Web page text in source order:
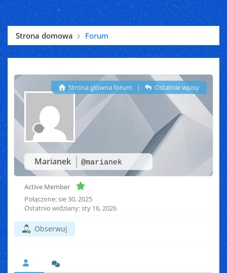
Strona domowa Forum
Marianek @marianek
Strona główna forum | Ostatnie wpisy
Active Member
Połączone: sie 30, 2025
Ostatnio widziany: sty 16, 2026
Obserwuj